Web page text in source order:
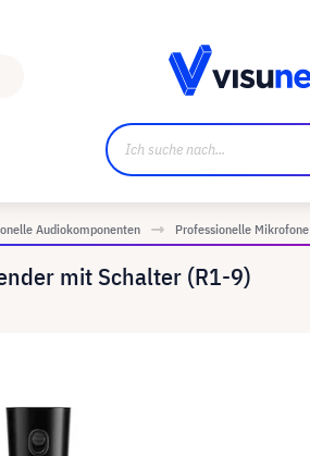
Audiokomponenten Professionelle Mikrofone
mit Schalter (R1-9)